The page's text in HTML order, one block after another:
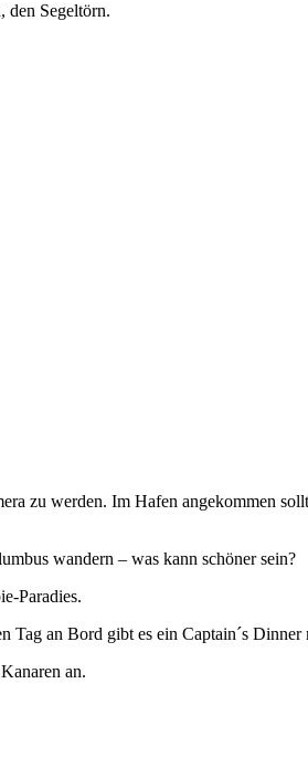
den Segeltörn.
zu werden. Im Hafen angekommen
wandern – was kann schöner sein?
Paradies.
an Bord gibt es ein Captain´s
an.